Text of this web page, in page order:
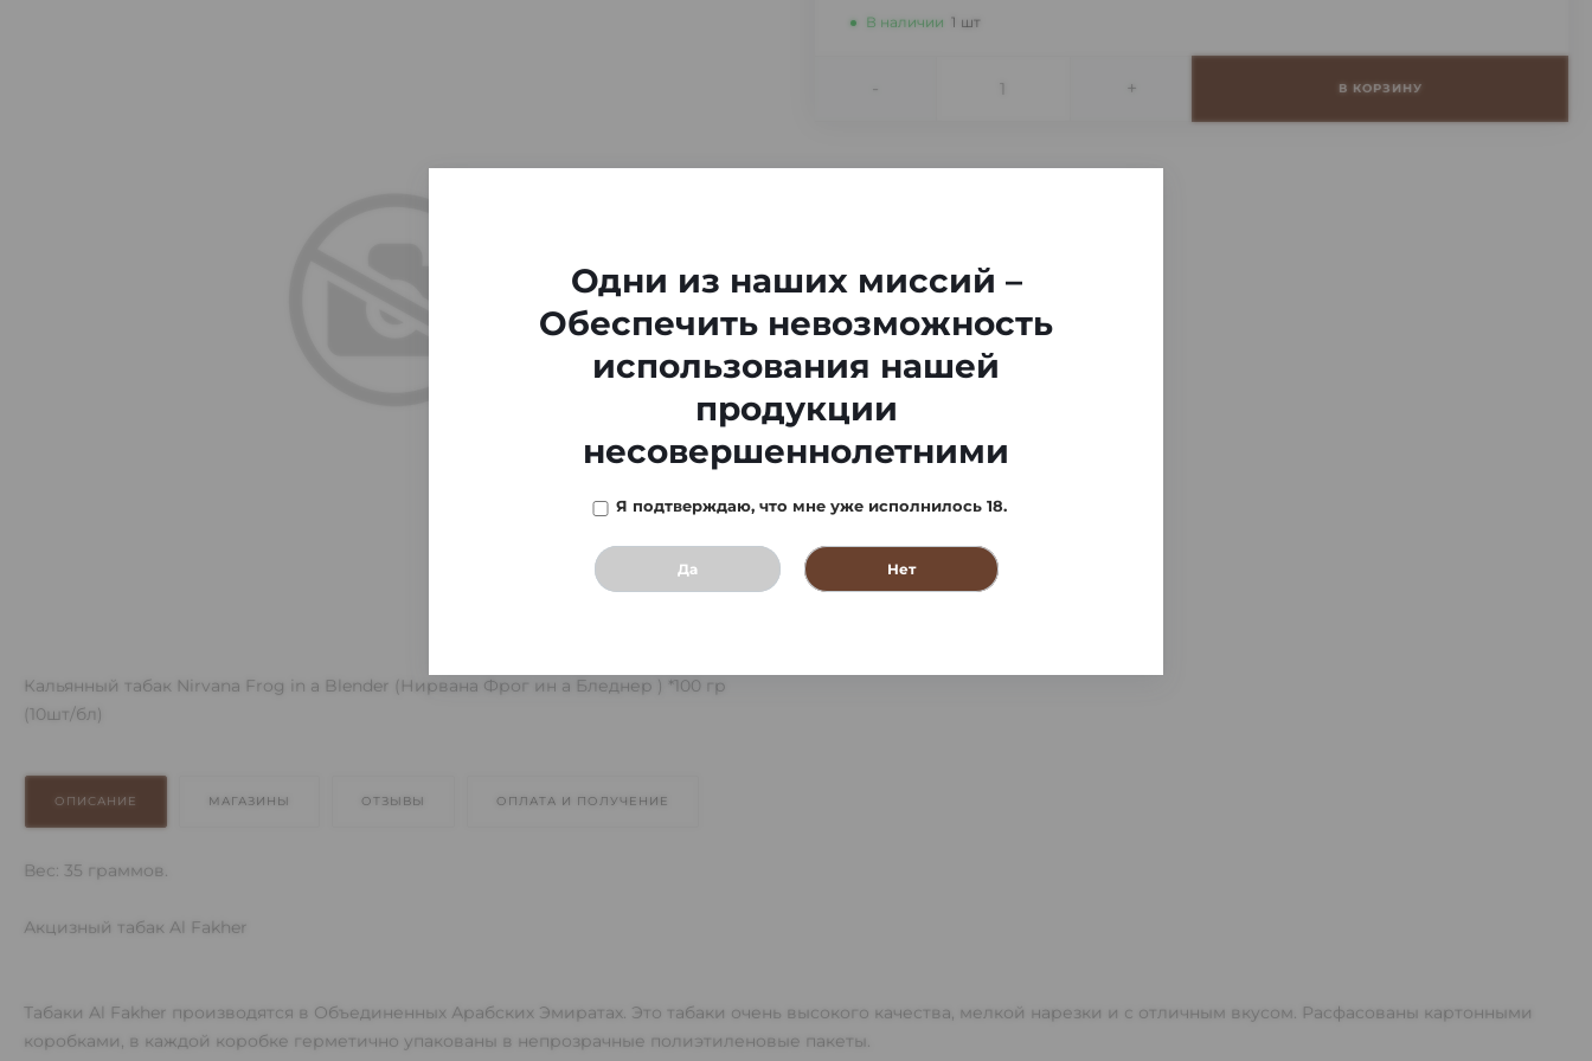
Кальянный табак Nirvana Frog in a Blender (Нирвана Фрог ин а Бледнер ) *100 гр
(10шт/бл)
В наличии 1 шт
- + В КОРЗИНУ
ОПИСАНИЕ МАГАЗИНЫ ОТЗЫВЫ ОПЛАТА И ПОЛУЧЕНИЕ
Вес: 35 граммов.
Акцизный табак Al Fakher
Табаки Al Fakher производятся в Объединенных Арабских Эмиратах. Это табаки очень высокого качества, мелкой нарезки и с отличным вкусом. Расфасованы картонными
коробками, в каждой коробке герметично упакованы в непрозрачные полиэтиленовые пакеты.
Одни из наших миссий –
Обеспечить невозможность
использования нашей
продукции
несовершеннолетними
Я подтверждаю, что мне уже исполнилось 18.
Да Нет